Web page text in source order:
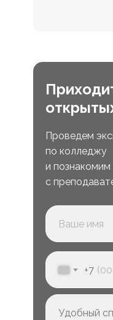
Проведем
по колледжу
и познакомим
с
+7